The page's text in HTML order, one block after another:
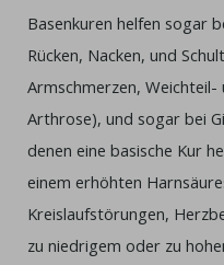
Basenkuren helfen sogar
Rücken, Nacken, und
Armschmerzen,
Arthrose), und sogar bei
denen eine basische Kur
einem erhöhten
Kreislaufstörungen,
zu niedrigem oder zu